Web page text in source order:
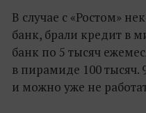
В случае с «Ростом»
банк, брали кредит в
банк по 5 тысяч
в пирамиде 100 тысяч.
и можно уже не